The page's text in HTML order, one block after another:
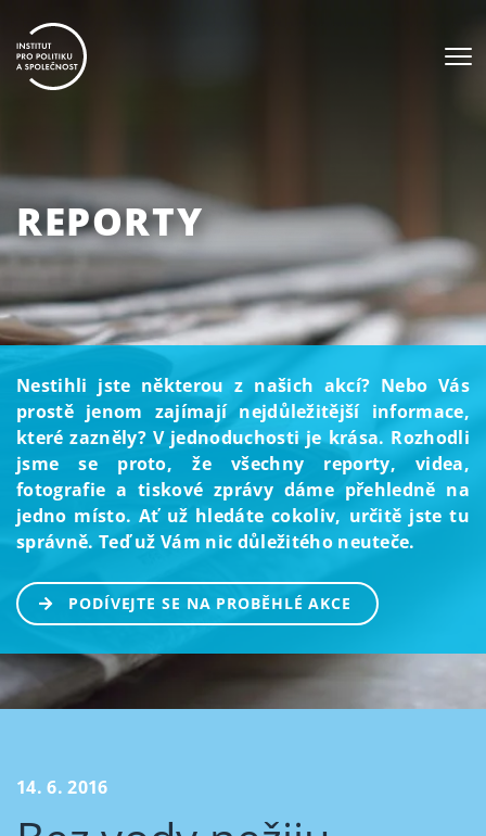
REPORTY
Nestihli jste některou z našich akcí? Nebo Vás
prostě jenom zajímají nejdůležitější informace,
které zazněly? V jednoduchosti je krása. Rozhodli
jsme se proto, že všechny reporty, videa,
fotografie a tiskové zprávy dáme přehledně na
jedno místo. Ať už hledáte cokoliv, určitě jste tu
správně. Teď už Vám nic důležitého neuteče.
PODÍVEJTE SE NA PROBĚHLÉ AKCE
14. 6. 2016